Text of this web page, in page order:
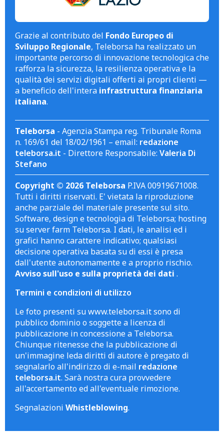
Grazie al contributo del Fondo Europeo di
Sviluppo Regionale, Teleborsa ha realizzato un
importante percorso di innovazione tecnologica che
rafforza la sicurezza, la resilienza operativa e la
qualità dei servizi digitali offerti ai propri clienti —
a beneficio dell'intera infrastruttura finanziaria
italiana.
Teleborsa - Agenzia Stampa reg. Tribunale Roma
n. 169/61 del 18/02/1961 – email: redazione
teleborsa.it - Direttore Responsabile: Valeria Di
Stefano
Copyright © 2026 Teleborsa P.IVA 00919671008.
Tutti i diritti riservati. E' vietata la riproduzione
anche parziale del materiale presente sul sito.
Software, design e tecnologia di Teleborsa; hosting
su server farm Teleborsa. I dati, le analisi ed i
grafici hanno carattere indicativo; qualsiasi
decisione operativa basata su di essi è presa
dall'utente autonomamente e a proprio rischio.
Avviso sull'uso e sulla proprietà dei dati .
Termini e condizioni di utilizzo
Le foto presenti su www.teleborsa.it sono di
pubblico dominio o soggette a licenza di
pubblicazione in concessione a Teleborsa.
Chiunque ritenesse che la pubblicazione di
un'immagine leda diritti di autore è pregato di
segnalarlo all'indirizzo di e-mail redazione
teleborsa.it. Sarà nostra cura provvedere
all'accertamento ed all'eventuale rimozione.
Segnalazioni Whistleblowing.